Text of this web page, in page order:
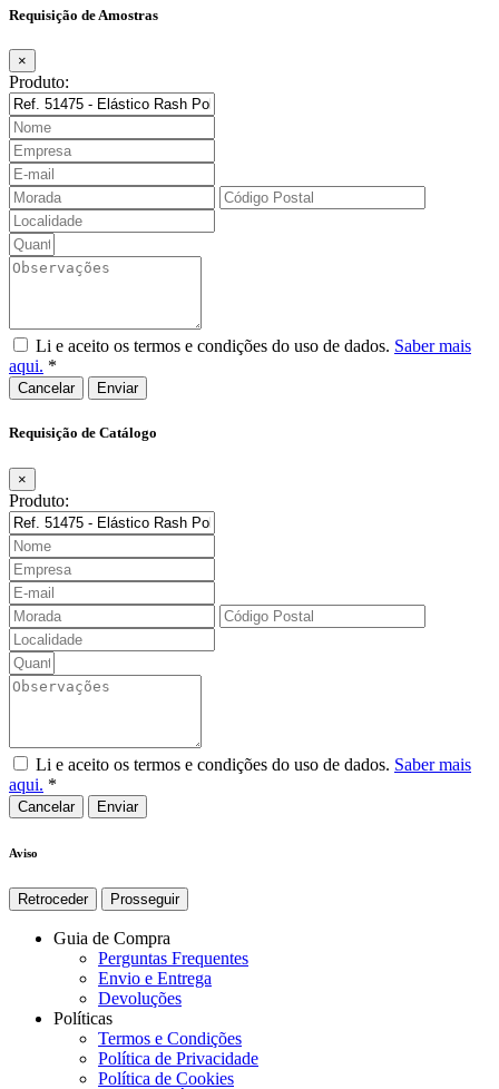
Requisição de Amostras
×
Produto:
Li e aceito os termos e condições do uso de dados. Saber mais
aqui. *
Cancelar
Requisição de Catálogo
×
Produto:
Li e aceito os termos e condições do uso de dados. Saber mais
aqui. *
Cancelar
Aviso
Retroceder Prosseguir
Guia de Compra
Perguntas Frequentes
Envio e Entrega
Devoluções
Políticas
Termos e Condições
Política de Privacidade
Política de Cookies